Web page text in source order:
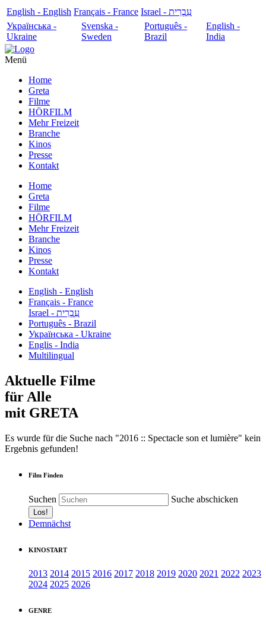
English - English Français - France
עִבְרִית - Israel
Українська -
Ukraine
Svenska -
Sweden
Português -
Brazil
English -
India
Menü
Home
Greta
Filme
HÖRFILM
Mehr Freizeit
Branche
Kinos
Presse
Kontakt
Home
Greta
Filme
HÖRFILM
Mehr Freizeit
Branche
Kinos
Presse
Kontakt
English - English
Français - France
עִבְרִית - Israel
Português - Brazil
Українська - Ukraine
Englis - India
Multilingual
Aktuelle Filme
für Alle
mit GRETA
Es wurde für die Suche nach "2016 :: Spectacle son et lumière" kein
Ergebnis gefunden!
Film Finden
Suchen Suche abschicken
Demnächst
KINOSTART
2013 2014 2015 2016 2017 2018 2019 2020 2021 2022 2023
2024 2025 2026
GENRE